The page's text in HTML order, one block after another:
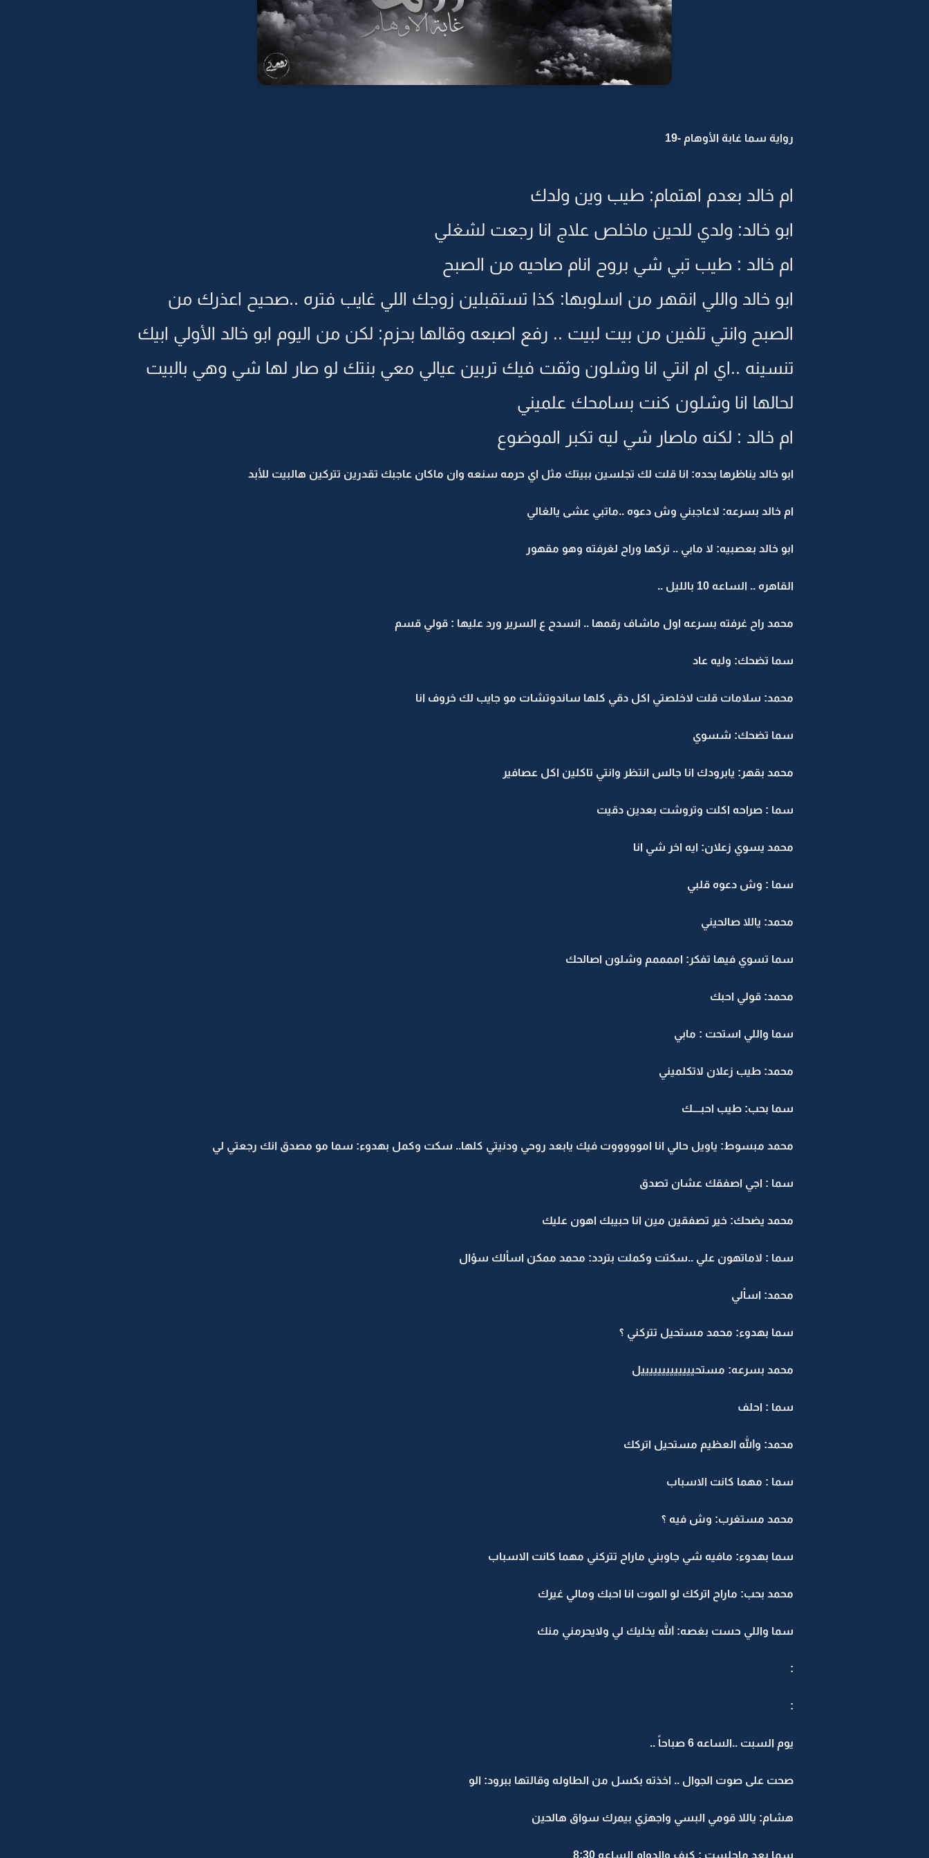
رواية سما غابة الأوهام -19
ام خالد بعدم اهتمام: طيب وين ولدك
ابو خالد: ولدي للحين ماخلص علاج انا رجعت لشغلي
ام خالد : طيب تبي شي بروح انام صاحيه من الصبح
ابو خالد واللي انقهر من اسلوبها: كذا تستقبلين زوجك اللي غايب فتره ..صحيح اعذرك من
الصبح وانتي تلفين من بيت لبيت .. رفع اصبعه وقالها بحزم: لكن من اليوم ابو خالد الأولي ابيك
تنسينه ..اي ام انتي انا وشلون وثقت فيك تربين عيالي معي بنتك لو صار لها شي وهي بالبيت
لحالها انا وشلون كنت بسامحك علميني
ام خالد : لكنه ماصار شي ليه تكبر الموضوع
ابو خالد يناظرها بحده: انا قلت لك تجلسين ببيتك مثل اي حرمه سنعه وان ماكان عاجبك تقدرين تتركين هالبيت للأبد
ام خالد بسرعه: لاعاجبني وش دعوه ..ماتبي عشى يالغالي
ابو خالد بعصبيه: لا مابي .. تركها وراح لغرفته وهو مقهور
القاهره .. الساعه 10 بالليل ..
محمد راح غرفته بسرعه اول ماشاف رقمها .. انسدح ع السرير ورد عليها : قولي قسم
سما تضحك: وليه عاد
محمد: سلامات قلت لاخلصتي اكل دقي كلها ساندوتشات مو جايب لك خروف انا
سما تضحك: شسوي
محمد بقهر: يابرودك انا جالس انتظر وانتي تاكلين اكل عصافير
سما : صراحه اكلت وتروشت بعدين دقيت
محمد يسوي زعلان: ايه اخر شي انا
سما : وش دعوه قلبي
محمد: ياللا صالحيني
سما تسوي فيها تفكر: اممممم وشلون اصالحك
محمد: قولي احبك
سما واللي استحت : مابي
محمد: طيب زعلان لاتكلميني
سما بحب: طيب احبــــك
محمد مبسوط: ياويل حالي انا اموووووت فيك يابعد روحي ودنيتي كلها.. سكت وكمل بهدوء: سما مو مصدق انك رجعتي لي
سما : اجي اصفقك عشان تصدق
محمد يضحك: خير تصفقين مين انا حبيبك اهون عليك
سما : لاماتهون علي ..سكتت وكملت بتردد: محمد ممكن اسألك سؤال
محمد: اسألي
سما بهدوء: محمد مستحيل تتركني ؟
محمد بسرعه: مستحيييييييييييييل
سما : احلف
محمد: والله العظيم مستحيل اتركك
سما : مهما كانت الاسباب
محمد مستغرب: وش فيه ؟
سما بهدوء: مافيه شي جاوبني ماراح تتركني مهما كانت الاسباب
محمد بحب: ماراح اتركك لو الموت انا احبك ومالي غيرك
سما واللي حست بغصه: الله يخليك لي ولايحرمني منك
:
:
يوم السبت ..الساعه 6 صباحاً ..
صحت على صوت الجوال .. اخذته بكسل من الطاوله وقالتها ببرود: الو
هشام: ياللا قومي البسي واجهزي بيمرك سواق هالحين
سما بعد ماجلست : كيف والدوام الساعه 8:30